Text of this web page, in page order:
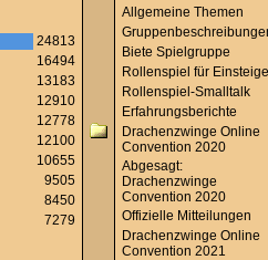
24813
16494
13183
12910
12778
12100
10655
9505
8450
7279
Allgemeine Themen
Biete Spielgruppe
Rollenspiel für
Rollenspiel-Smalltalk
Erfahrungsberichte
Drachenzwinge Online
Convention 2020
Abgesagt:
Drachenzwinge
Convention 2020
Offizielle Mitteilungen
Drachenzwinge Online
Convention 2021